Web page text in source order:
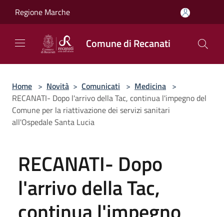
Regione Marche
Comune di Recanati
Home > Novità > Comunicati > Medicina >
RECANATI- Dopo l'arrivo della Tac, continua l'impegno del
Comune per la riattivazione dei servizi sanitari
all'Ospedale Santa Lucia
RECANATI- Dopo
l'arrivo della Tac,